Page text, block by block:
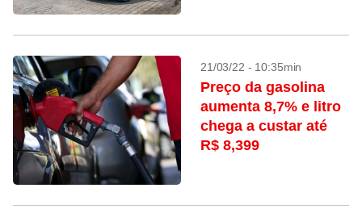
21/03/22 - 10:35min
Preço da gasolina
aumenta 8,7% e litro
chega a custar até
R$ 8,399